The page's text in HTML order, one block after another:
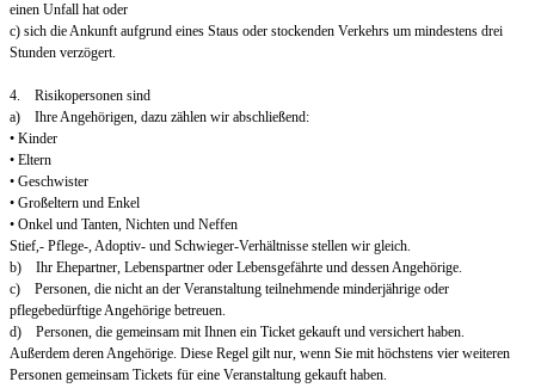
einen Unfall hat oder
c) sich die Ankunft aufgrund eines Staus oder stockenden Verkehrs um mindestens drei
Stunden verzögert.
4. Risikopersonen sind
a) Ihre Angehörigen, dazu zählen wir abschließend:
• Kinder
• Eltern
• Geschwister
• Großeltern und Enkel
• Onkel und Tanten, Nichten und Neffen
Stief,- Pflege-, Adoptiv- und Schwieger-Verhältnisse stellen wir gleich.
b) Ihr Ehepartner, Lebenspartner oder Lebensgefährte und dessen Angehörige.
c) Personen, die nicht an der Veranstaltung teilnehmende minderjährige oder
pflegebedürftige Angehörige betreuen.
d) Personen, die gemeinsam mit Ihnen ein Ticket gekauft und versichert haben.
Außerdem deren Angehörige. Diese Regel gilt nur, wenn Sie mit höchstens vier weiteren
Personen gemeinsam Tickets für eine Veranstaltung gekauft haben.